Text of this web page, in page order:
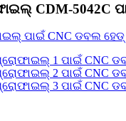
CDM-5042C